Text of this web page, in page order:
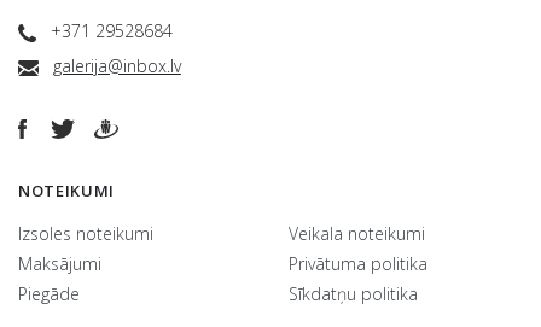
+371 29528684
galerija@inbox.lv
NOTEIKUMI
Izsoles noteikumi
Maksājumi
Piegāde
Veikala noteikumi
Privātuma politika
Sīkdatņu politika